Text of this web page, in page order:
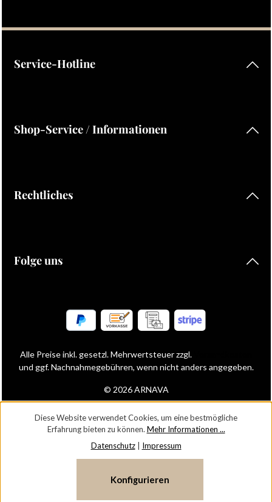
Ich habe dieDatenschutzbestimmungenzur Kenntnis
Service-Hotline
Shop-Service / Informationen
Rechtliches
Folge uns
© 2026 ARNAVA
Alle Preise inkl. gesetzl. Mehrwertsteuer zzgl.
und ggf. Nachnahmegebühren, wenn nicht anders angegeben.
Diese Website verwendet Cookies, um eine bestmögliche
Erfahrung bieten zu können. Mehr Informationen ...
Datenschutz| Impressum
Konfigurieren